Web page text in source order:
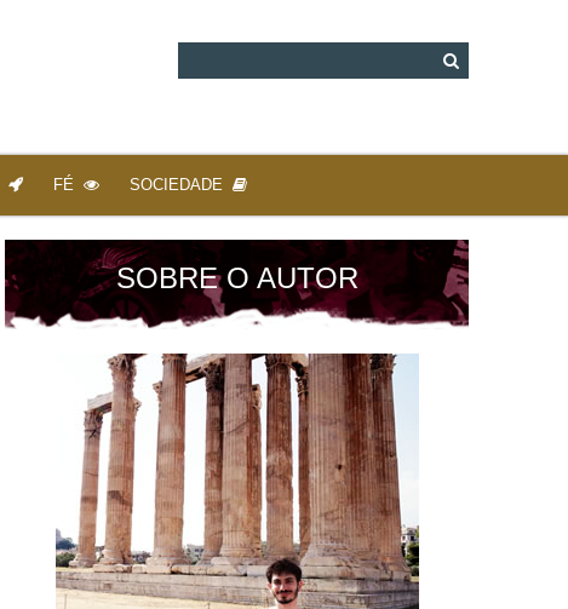
FÉ SOCIEDADE
SOBRE O AUTOR